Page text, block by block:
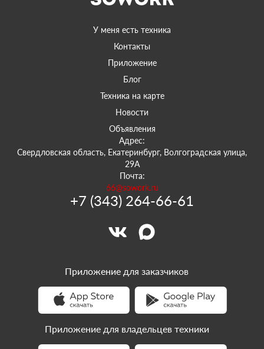
У меня есть техника
Контакты
Приложение
Блог
Техника на карте
Новости
Объявления
Адрес:
Свердловская область, Екатеринбург, Волгоградская улица,
29А
Почта:
66@sowork.ru
+7 (343) 264-66-61
Приложение для заказчиков
Приложение для владельцев техники